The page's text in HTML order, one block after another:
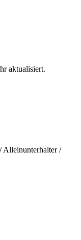
aktualisiert.
Alleinunterhalter /